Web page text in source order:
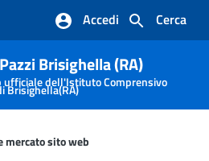
Cerca
Accedi
Brisighella (RA)
ufficiale dell'Istituto Comprensivo
Brisighella(RA)
mercato sito web